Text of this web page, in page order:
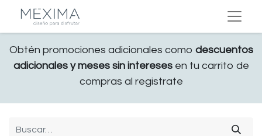
Obtén promociones adicionales como descuentos
adicionales y meses sin interesesen tu carrito de
compras al registrate